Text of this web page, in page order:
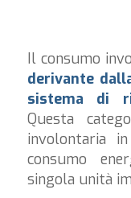
Il consumo
derivante
sistema di
Questa
involontaria
consumo
singola unità